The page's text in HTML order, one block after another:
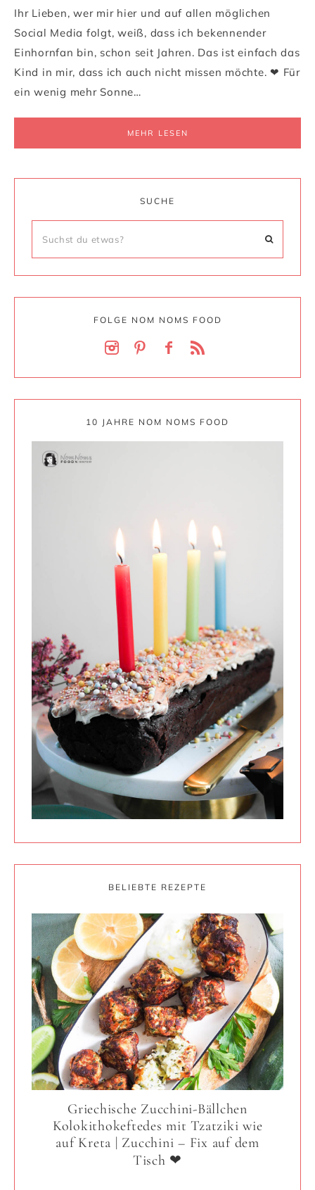
Ihr Lieben, wer mir hier und auf allen möglichen
Social Media folgt, weiß, dass ich bekennender
Einhornfan bin, schon seit Jahren. Das ist einfach das
Kind in mir, dass ich auch nicht missen möchte. ❤ Für
ein wenig mehr Sonne…
MEHR LESEN
SUCHE
FOLGE NOM NOMS FOOD
10 JAHRE NOM NOMS FOOD
BELIEBTE REZEPTE
Griechische Zucchini-Bällchen
Kolokithokeftedes mit Tzatziki wie
auf Kreta | Zucchini – Fix auf dem
Tisch ❤